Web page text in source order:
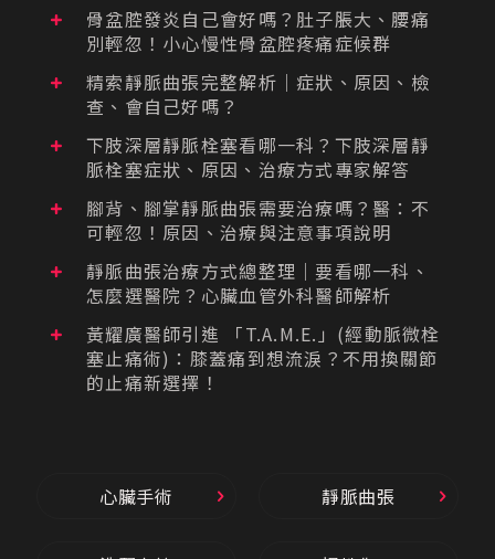
骨盆腔發炎自己會好嗎？肚子脹大、腰痛
別輕忽！小心慢性骨盆腔疼痛症候群
精索靜脈曲張完整解析｜症狀、原因、檢
查、會自己好嗎？
下肢深層靜脈栓塞看哪一科？下肢深層靜
脈栓塞症狀、原因、治療方式專家解答
腳背、腳掌靜脈曲張需要治療嗎？醫：不
可輕忽！原因、治療與注意事項說明
靜脈曲張治療方式總整理｜要看哪一科、
怎麼選醫院？心臟血管外科醫師解析
黃耀廣醫師引進 「T.A.M.E.」(經動脈微栓
塞止痛術)：膝蓋痛到想流淚？不用換關節
的止痛新選擇！
心臟手術 靜脈曲張